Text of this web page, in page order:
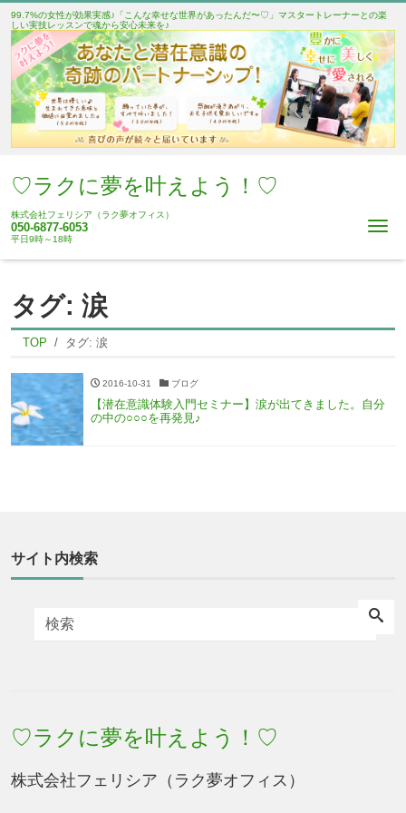
99.7%の女性が効果実感♪「こんな幸せな世界があったんだ〜♡」マスタートレーナーとの楽
しい実技レッスンで魂から安心未来を♪
♡ラクに夢を叶えよう！♡
株式会社フェリシア（ラク夢オフィス）
050-6877-6053
平日9時～18時
タグ: 涙
TOP タグ: 涙
2016-10-31 ブログ
【潜在意識体験入門セミナー】涙が出てきました。自分
の中の○○○を再発見♪
サイト内検索
♡ラクに夢を叶えよう！♡
株式会社フェリシア（ラク夢オフィス）